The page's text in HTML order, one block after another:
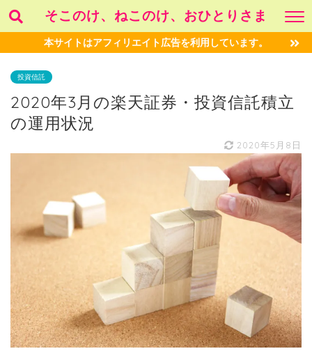
そこのけ、ねこのけ、おひとりさま
本サイトはアフィリエイト広告を利用しています。
投資信託
2020年3月の楽天証券・投資信託積立
の運用状況
2020年5月8日